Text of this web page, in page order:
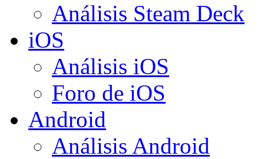
Análisis Steam Deck
iOS
Análisis iOS
Foro de iOS
Android
Análisis Android